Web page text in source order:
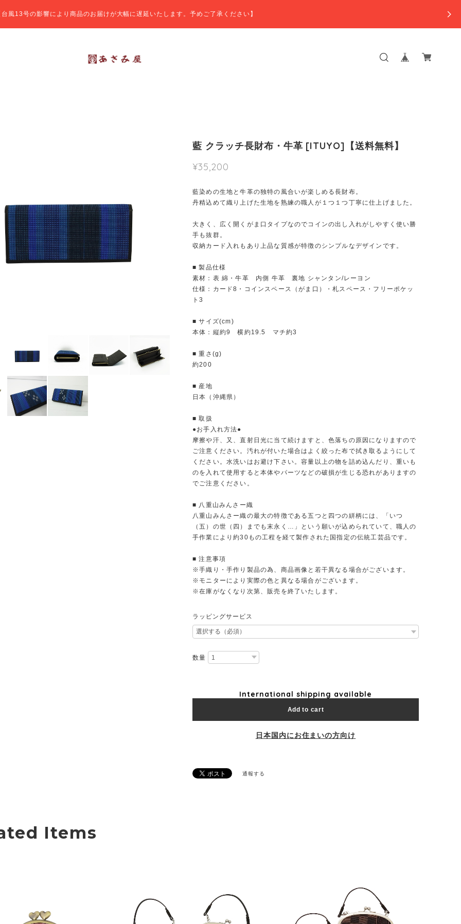
台風13号の影響により商品のお届けが大幅に遅延いたします。予めご了承ください】
藍 クラッチ長財布・牛革 [ITUYO]【送料無料】
¥35,200
藍染めの生地と牛革の独特の風合いが楽しめる長財布。
丹精込めて織り上げた生地を熟練の職人が１つ１つ丁寧に仕上げました。
大きく、広く開くがま口タイプなのでコインの出し入れがしやすく使い勝
手も抜群。
収納カード入れもあり上品な質感が特徴のシンプルなデザインです。
■ 製品仕様
素材：表 綿・牛革 内側 牛革 裏地 シャンタン/レーヨン
仕様：カード8・コインスペース（がま口）・札スペース・フリーポケッ
ト3
■ サイズ(cm)
本体：縦約9 横約19.5 マチ約3
■ 重さ(g)
約200
■ 産地
日本（沖縄県）
■ 取扱
●お手入れ方法●
摩擦や汗、又、直射日光に当て続けますと、色落ちの原因になりますので
ご注意ください。汚れが付いた場合はよく絞った布で拭き取るようにして
ください。水洗いはお避け下さい。容量以上の物を詰め込んだり、重いも
のを入れて使用すると本体やパーツなどの破損が生じる恐れがありますの
でご注意ください。
■ 八重山みんさー織
八重山みんさー織の最大の特徴である五つと四つの絣柄には、「いつ
（五）の世（四）までも末永く…」という願いが込められていて、職人の
手作業により約30もの工程を経て製作された国指定の伝統工芸品です。
■ 注意事項
※手織り・手作り製品の為、商品画像と若干異なる場合がございます。
※モニターにより実際の色と異なる場合がございます。
※在庫がなくなり次第、販売を終了いたします。
ラッピングサービス
数量
International shipping available
Add to cart
日本国内にお住まいの方向け
通報する
Items